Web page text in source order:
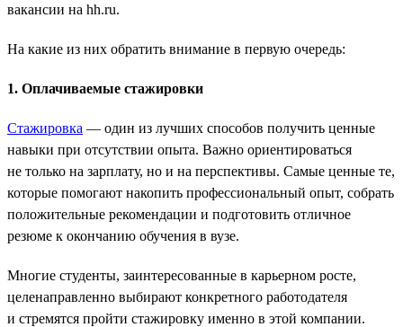
вакансии на hh.ru.
На какие из них обратить внимание в первую очередь:
1. Оплачиваемые стажировки
Стажировка — один из лучших способов получить ценные
навыки при отсутствии опыта. Важно ориентироваться
не только на зарплату, но и на перспективы. Самые ценные те,
которые помогают накопить профессиональный опыт, собрать
положительные рекомендации и подготовить отличное
резюме к окончанию обучения в вузе.
Многие студенты, заинтересованные в карьерном росте,
целенаправленно выбирают конкретного работодателя
и стремятся пройти стажировку именно в этой компании.